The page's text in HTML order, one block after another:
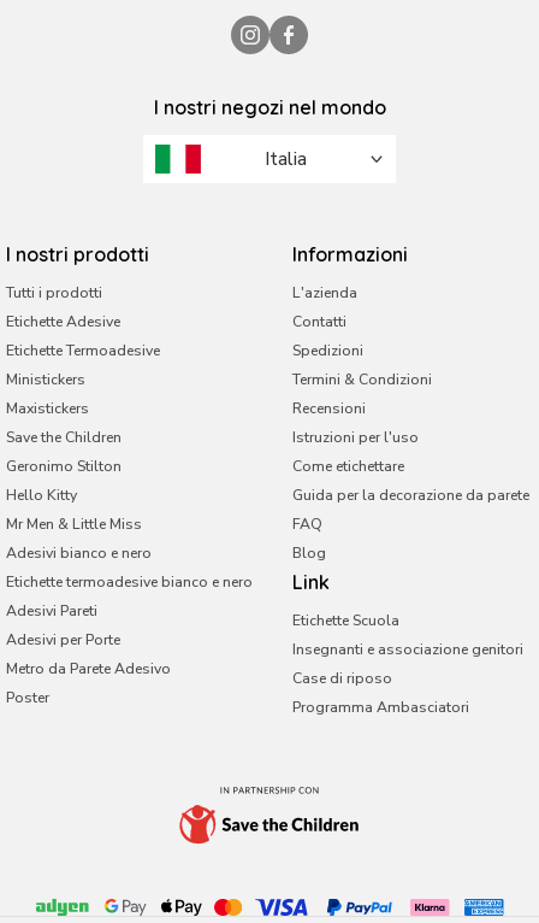
I nostri negozi nel mondo
Italia
Emirati Arabi Uniti
I nostri prodotti
Tutti i prodotti
Etichette Adesive
Etichette Termoadesive
Ministickers
Maxistickers
Save the Children
Geronimo Stilton
Hello Kitty
Mr Men & Little Miss
Adesivi bianco e nero
Etichette termoadesive bianco e nero
Adesivi Pareti
Adesivi per Porte
Metro da Parete Adesivo
Poster
Informazioni
L'azienda
Contatti
Spedizioni
Termini & Condizioni
Recensioni
Istruzioni per l'uso
Come etichettare
Guida per la decorazione da parete
FAQ
Blog
Link
Etichette Scuola
Insegnanti e associazione genitori
Case di riposo
Programma Ambasciatori